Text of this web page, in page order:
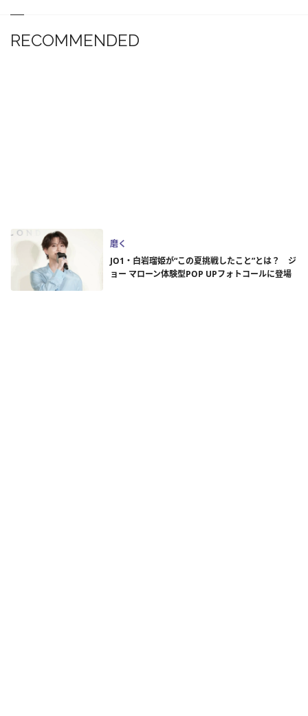
RECOMMENDED
磨く
JO1・白岩瑠姫が“この夏挑戦したこと”とは？ ジ
ョー マローン体験型POP UPフォトコールに登場